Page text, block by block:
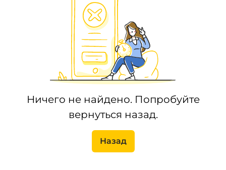
Ничего не найдено. Попробуйте
вернуться назад.
Назад